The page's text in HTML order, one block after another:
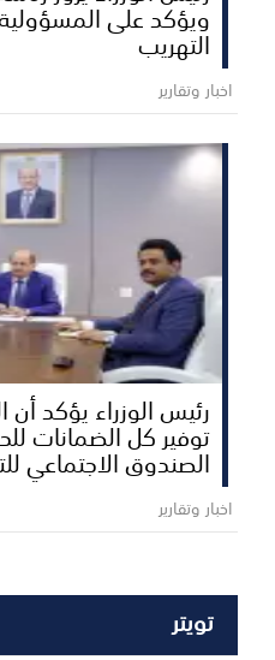
ويؤكد على
التهريب
اخبار وتقارير
رئيس الوزراء يؤكد
توفير كل الضمانات
الصندوق الاجتماعي
اخبار وتقارير
تويتر